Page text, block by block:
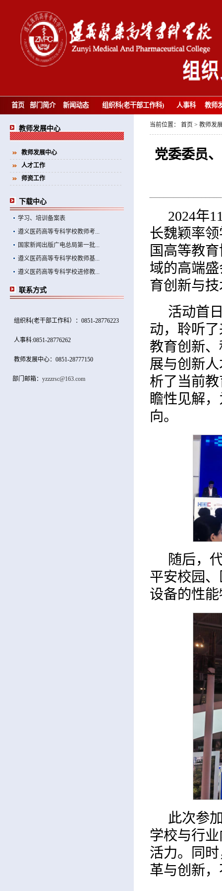
首页 部门简介 新闻动态 组织科(老干部工作科) 人事科 教师
教师发展中心
教师发展中心
人才工作
师资工作
下载中心
学习、培训备案表
遵义医药高等专科学校教师考...
国家新闻出版广电总局第一批...
遵义医药高等专科学校教师基...
遵义医药高等专科学校进修教...
联系方式
组织科(老干部工作科）：0851-28776223
人事科:0851-28776262
教师发展中心：0851-28777150
部门邮箱：yzzzrsc@163.com
当前位置： 首页 > 教师发
党委委员
2024年
长魏颖率
国高等教
域的高端
育创新与
活动首
动，聆听
教育创新
展与创新
析了当前
瞻性见解
向。
随后，
平安校园
设备的性
此次参
学校与行
活力。同
革与创新